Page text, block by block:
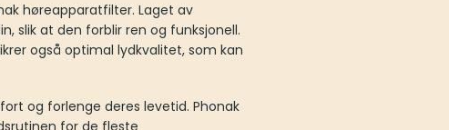
høreapparatfilter. Laget av
slik at den forblir ren og funksjonell.
også optimal lydkvalitet, som kan
og forlenge deres levetid. Phonak